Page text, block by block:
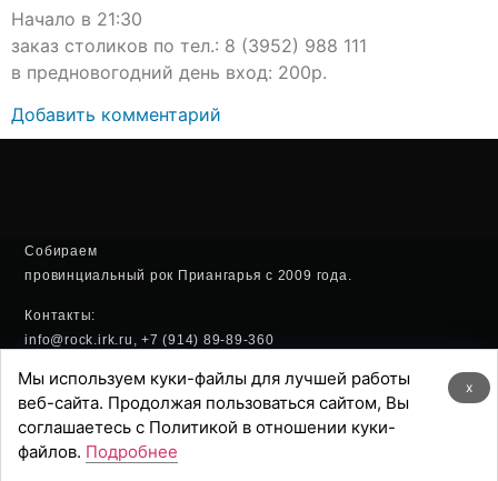
Начало в 21:30
заказ столиков по тел.: 8 (3952) 988 111
в предновогодний день вход: 200р.
Добавить комментарий
Собираем
провинциальный рок Приангарья с 2009 года.
Контакты:
info@rock.irk.ru, +7 (914) 89-89-360
Политика конфиденциальности
Хостинг:
x
Мы используем куки-файлы для лучшей работы
веб-сайта. Продолжая пользоваться сайтом, Вы
соглашаетесь с Политикой в отношении куки-
файлов. Подробнее